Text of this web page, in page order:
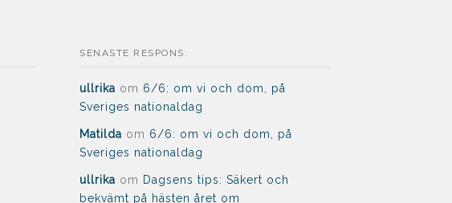
SENASTE RESPONS:
ullrika om 6/6: om vi och dom, på
Sveriges nationaldag
Matilda om 6/6: om vi och dom, på
Sveriges nationaldag
ullrika om Dagsens tips: Säkert och
bekvämt på hästen året om